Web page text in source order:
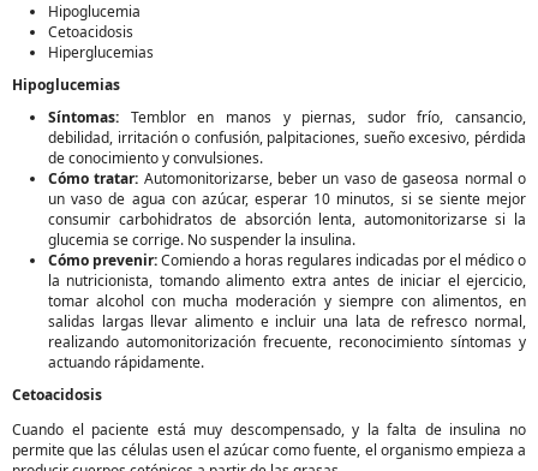
Hipoglucemia
Cetoacidosis
Hiperglucemias
Hipoglucemias
Síntomas: Temblor en manos y piernas, sudor frío, cansancio,
debilidad, irritación o confusión, palpitaciones, sueño excesivo, pérdida
de conocimiento y convulsiones.
Cómo tratar: Automonitorizarse, beber un vaso de gaseosa normal o
un vaso de agua con azúcar, esperar 10 minutos, si se siente mejor
consumir carbohidratos de absorción lenta, automonitorizarse si la
glucemia se corrige. No suspender la insulina.
Cómo prevenir:Comiendo a horas regulares indicadas por el médico o
la nutricionista, tomando alimento extra antes de iniciar el ejercicio,
tomar alcohol con mucha moderación y siempre con alimentos, en
salidas largas llevar alimento e incluir una lata de refresco normal,
realizando automonitorización frecuente, reconocimiento síntomas y
actuando rápidamente.
Cetoacidosis
Cuando el paciente está muy descompensado, y la falta de insulina no
permite que las células usen el azúcar como fuente, el organismo empieza a